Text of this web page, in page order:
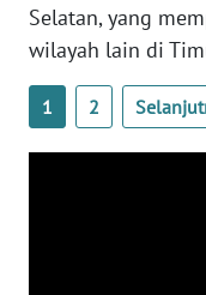
Selatan, yang
wilayah lain di
1 2
WN
JAMBI
SULTRA